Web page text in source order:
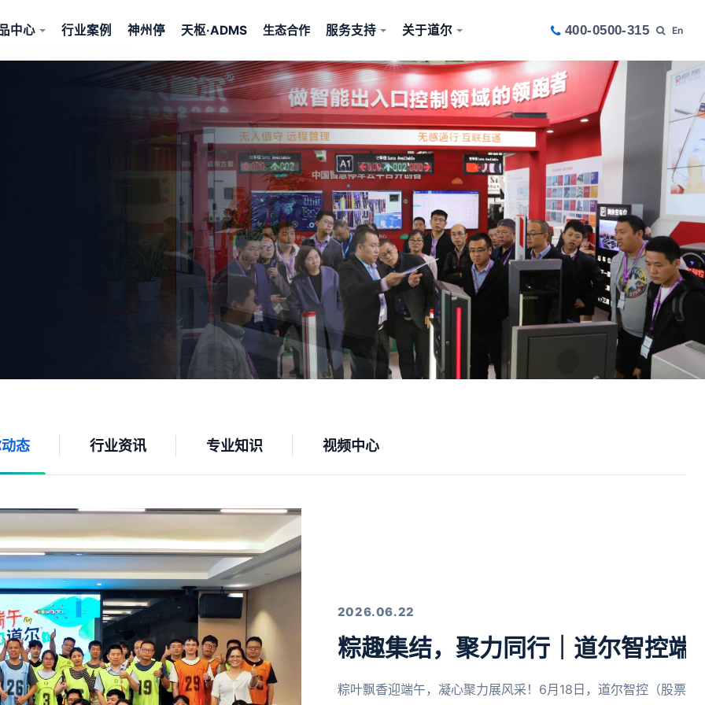
中心 行业案例 神州停 天枢·ADMS 服务支持 关于道尔 400-0500-315 En
态 行业资讯 专业知识 视频中心
2026.06.22
粽趣集结，聚力同行｜道尔智控端
粽叶飘香迎端午，凝心聚力展风采！6月18日，道尔智控（股票